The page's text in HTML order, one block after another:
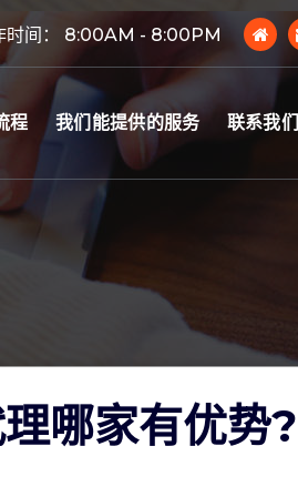
时间： 8:00AM - 8:00PM
程 我们能提供的服务 联系我们
哪家有优势?